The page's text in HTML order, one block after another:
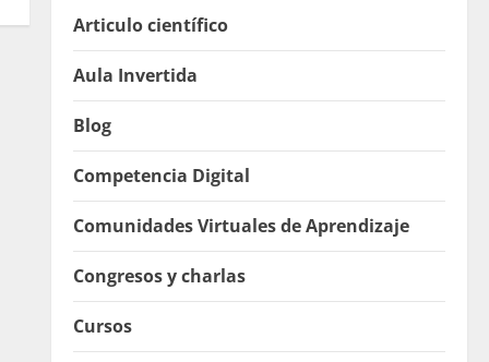
Articulo científico
Aula Invertida
Blog
Competencia Digital
Comunidades Virtuales de Aprendizaje
Congresos y charlas
Cursos